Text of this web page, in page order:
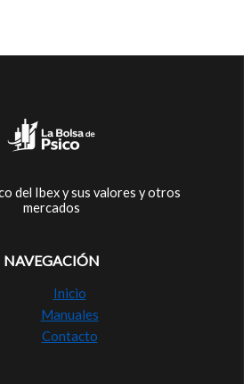
del Ibex y sus valores y otros
mercados
NAVEGACIÓN
Inicio
Manuales
Contacto